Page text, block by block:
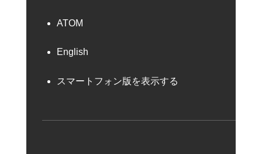
ATOM
English
スマートフォン版を表示する